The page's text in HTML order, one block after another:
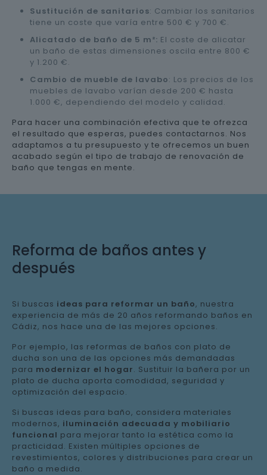
Sustitución de sanitarios: Cambiar los sanitarios
tiene un coste que varía entre 500 € y 700 €.
Alicatado de baño de 5 m²: El coste de alicatar
un baño de estas dimensiones oscila entre 800 €
y 1.200 €.
Cambio de mueble de lavabo: Los precios de los
muebles de lavabo varían desde 200 € hasta
1.000 €, dependiendo del modelo y calidad.
Para hacer una combinación efectiva que te ofrezca
el resultado que esperas, puedes contactarnos. Nos
adaptamos a tu presupuesto y te ofrecemos un buen
acabado según el tipo de trabajo de renovación de
baño que tengas en mente.
Reforma de baños antes y
después
Si buscas ideas para reformar un baño, nuestra
experiencia de más de 20 años reformando baños en
Cádiz, nos hace una de las mejores opciones.
Por ejemplo, las reformas de baños con plato de
ducha son una de las opciones más demandadas
para modernizar el hogar. Sustituir la bañera por un
plato de ducha aporta comodidad, seguridad y
optimización del espacio.
Si buscas ideas para baño, considera materiales
modernos, iluminación adecuada y mobiliario
funcional para mejorar tanto la estética como la
practicidad. Existen múltiples opciones de
revestimientos, colores y distribuciones para crear un
baño a medida.